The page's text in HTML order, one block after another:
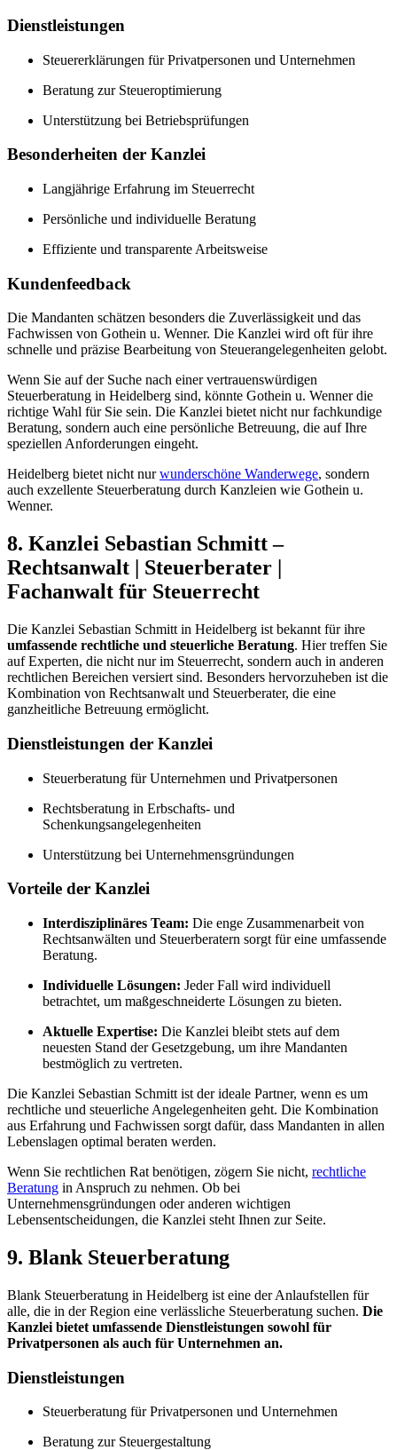
Dienstleistungen
Steuererklärungen für Privatpersonen und Unternehmen
Beratung zur Steueroptimierung
Unterstützung bei Betriebsprüfungen
Besonderheiten der Kanzlei
Langjährige Erfahrung im Steuerrecht
Persönliche und individuelle Beratung
Effiziente und transparente Arbeitsweise
Kundenfeedback
Die Mandanten schätzen besonders die Zuverlässigkeit und das
Fachwissen von Gothein u. Wenner. Die Kanzlei wird oft für ihre
schnelle und präzise Bearbeitung von Steuerangelegenheiten gelobt.
Wenn Sie auf der Suche nach einer vertrauenswürdigen
Steuerberatung in Heidelberg sind, könnte Gothein u. Wenner die
richtige Wahl für Sie sein. Die Kanzlei bietet nicht nur fachkundige
Beratung, sondern auch eine persönliche Betreuung, die auf Ihre
speziellen Anforderungen eingeht.
Heidelberg bietet nicht nurwunderschöne Wanderwege, sondern
auch exzellente Steuerberatung durch Kanzleien wie Gothein u.
Wenner.
8. Kanzlei Sebastian Schmitt –
Rechtsanwalt | Steuerberater |
Fachanwalt für Steuerrecht
Die Kanzlei Sebastian Schmitt in Heidelberg ist bekannt für ihre
umfassende rechtliche und steuerliche Beratung. Hier treffen Sie
auf Experten, die nicht nur im Steuerrecht, sondern auch in anderen
rechtlichen Bereichen versiert sind. Besonders hervorzuheben ist die
Kombination von Rechtsanwalt und Steuerberater, die eine
ganzheitliche Betreuung ermöglicht.
Dienstleistungen der Kanzlei
Steuerberatung für Unternehmen und Privatpersonen
Rechtsberatung in Erbschafts- und
Schenkungsangelegenheiten
Unterstützung bei Unternehmensgründungen
Vorteile der Kanzlei
Interdisziplinäres Team: Die enge Zusammenarbeit von
Rechtsanwälten und Steuerberatern sorgt für eine umfassende
Beratung.
Individuelle Lösungen: Jeder Fall wird individuell
betrachtet, um maßgeschneiderte Lösungen zu bieten.
Aktuelle Expertise: Die Kanzlei bleibt stets auf dem
neuesten Stand der Gesetzgebung, um ihre Mandanten
bestmöglich zu vertreten.
Die Kanzlei Sebastian Schmitt ist der ideale Partner, wenn es um
rechtliche und steuerliche Angelegenheiten geht. Die Kombination
aus Erfahrung und Fachwissen sorgt dafür, dass Mandanten in allen
Lebenslagen optimal beraten werden.
Wenn Sie rechtlichen Rat benötigen, zögern Sie nicht, rechtliche
Beratung in Anspruch zu nehmen. Ob bei
Unternehmensgründungen oder anderen wichtigen
Lebensentscheidungen, die Kanzlei steht Ihnen zur Seite.
9. Blank Steuerberatung
Blank Steuerberatung in Heidelberg ist eine der Anlaufstellen für
alle, die in der Region eine verlässliche Steuerberatung suchen. Die
Kanzlei bietet umfassende Dienstleistungen sowohl für
Privatpersonen als auch für Unternehmen an.
Dienstleistungen
Steuerberatung für Privatpersonen und Unternehmen
Beratung zur Steuergestaltung